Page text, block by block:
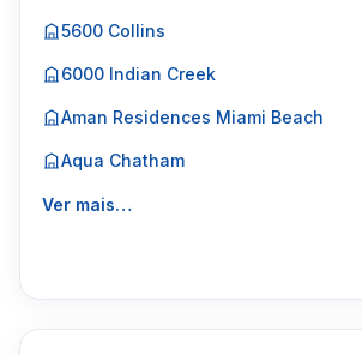
5600 Collins
6000 Indian Creek
Aman Residences Miami Beach
Aqua Chatham
Ver mais…